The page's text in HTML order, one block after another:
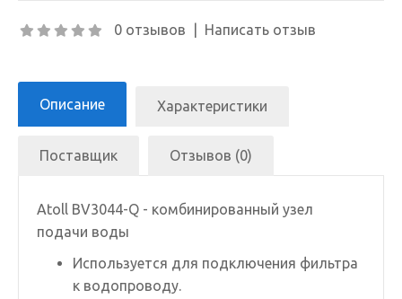
0 отзывов Написать отзыв
Описание Характеристики
Поставщик Отзывов (0)
Atoll BV3044-Q - комбинированный узел
подачи воды
Используется для подключения фильтра
к водопроводу.